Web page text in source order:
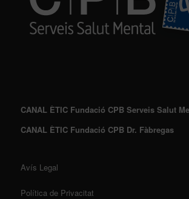
CANAL ÈTIC Fundació CPB Serveis Salut
CANAL ÈTIC Fundació CPB Dr. Fàbregas
Avís Legal
Política de Privacitat